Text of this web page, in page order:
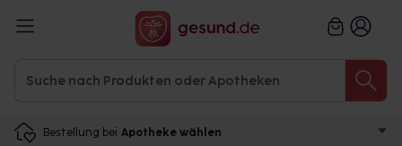
Bestellung bei Apotheke wählen